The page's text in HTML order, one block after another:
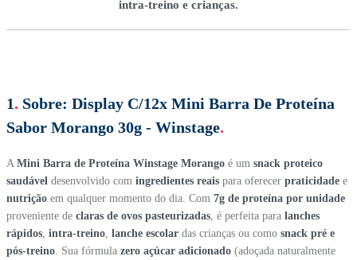
intra-treino e crianças.
1. Sobre: Display C/12x Mini Barra De Proteína
Sabor Morango 30g - Winstage.
A Mini Barra de Proteína Winstage Morango é um snack proteico
saudável desenvolvido com ingredientes reais para oferecer praticidade e
nutrição em qualquer momento do dia. Com 7g de proteína por unidade
proveniente de claras de ovos pasteurizadas , é perfeita para lanches
rápidos intra-treino lanche escolar das crianças ou como snack pré e
pós-treino . Sua fórmula zero açúcar adicionado (adoçada naturalmente